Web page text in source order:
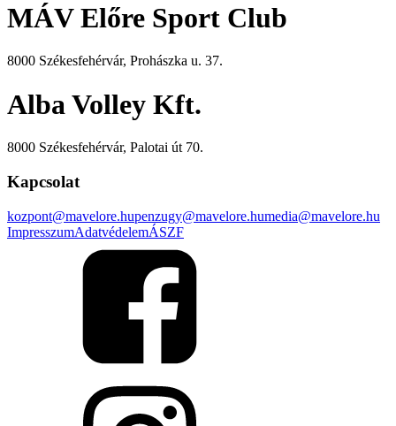
MÁV Előre Sport Club
8000 Székesfehérvár, Prohászka u. 37.
Alba Volley Kft.
8000 Székesfehérvár, Palotai út 70.
Kapcsolat
kozpont@mavelore.hupenzugy@mavelore.humedia@mavelore.hu
ImpresszumAdatvédelemÁSZF